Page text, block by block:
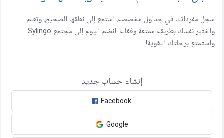
سجل مفرداتك في جداول مخصصة، استمع إلى نطقها الصحيح، وتعلم
واختبر نفسك بطريقة ممتعة وفعّالة. انضم اليوم إلى مجتمع Sylingo
واستمتع برحلتك اللغوية!
إنشاء حساب جديد
Facebook
Google